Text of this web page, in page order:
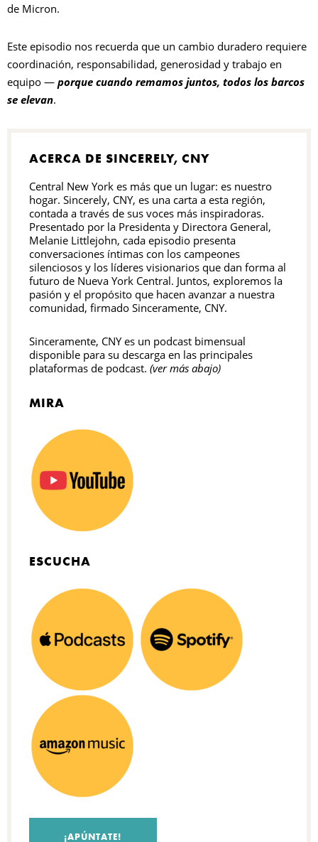
de Micron.
Este episodio nos recuerda que un cambio duradero requiere
coordinación, responsabilidad, generosidad y trabajo en
equipo — porque cuando remamos juntos, todos los barcos
se elevan.
ACERCA DE SINCERELY, CNY
Central New York es más que un lugar: es nuestro
hogar. Sincerely, CNY, es una carta a esta región,
contada a través de sus voces más inspiradoras.
Presentado por la Presidenta y Directora General,
Melanie Littlejohn, cada episodio presenta
conversaciones íntimas con los campeones
silenciosos y los líderes visionarios que dan forma al
futuro de Nueva York Central. Juntos, exploremos la
pasión y el propósito que hacen avanzar a nuestra
comunidad, firmado Sinceramente, CNY.
Sinceramente, CNY es un podcast bimensual
disponible para su descarga en las principales
plataformas de podcast. (ver más abajo)
MIRA
ESCUCHA
¡APÚNTATE!